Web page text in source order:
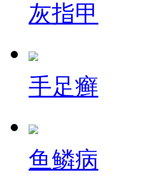
灰指甲
手足癣
鱼鳞病